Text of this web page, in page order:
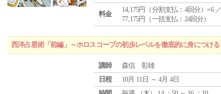
料金
14,175円（分割支払：4回分）×6
77,175円（一括支払：24回分）
西洋占星術「前編」～ホロスコープの初歩レベルを徹底的に身につける
講師
森信 彰雄
日程
10月 11日 ～ 4月 4日